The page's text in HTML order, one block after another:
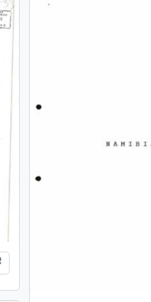
Añadir al portapapeles